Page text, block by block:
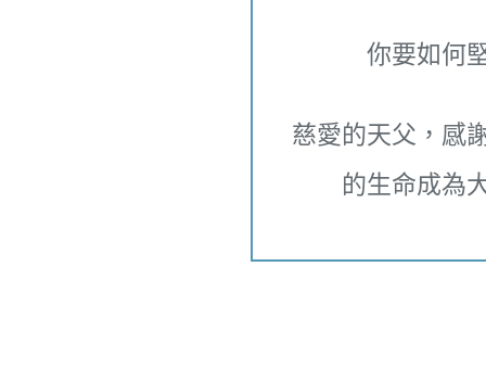
你要如何
慈愛的天父，感
的生命成為